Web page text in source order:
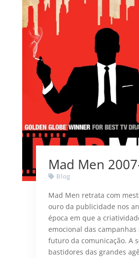
Mad Men
Blog
Mad Men retrata com
ouro da publicidade nos
época em que a
emocional das
futuro da comunicação. A
bastidores das grandes